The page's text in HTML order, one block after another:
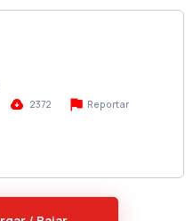
2372 Reportar